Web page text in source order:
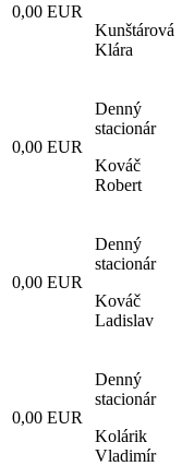
0,00 EUR
Kunštárová
Klára
0,00 EUR
Denný
stacionár
Kováč
Robert
0,00 EUR
Denný
stacionár
Kováč
Ladislav
0,00 EUR
Denný
stacionár
Kolárik
Vladimír